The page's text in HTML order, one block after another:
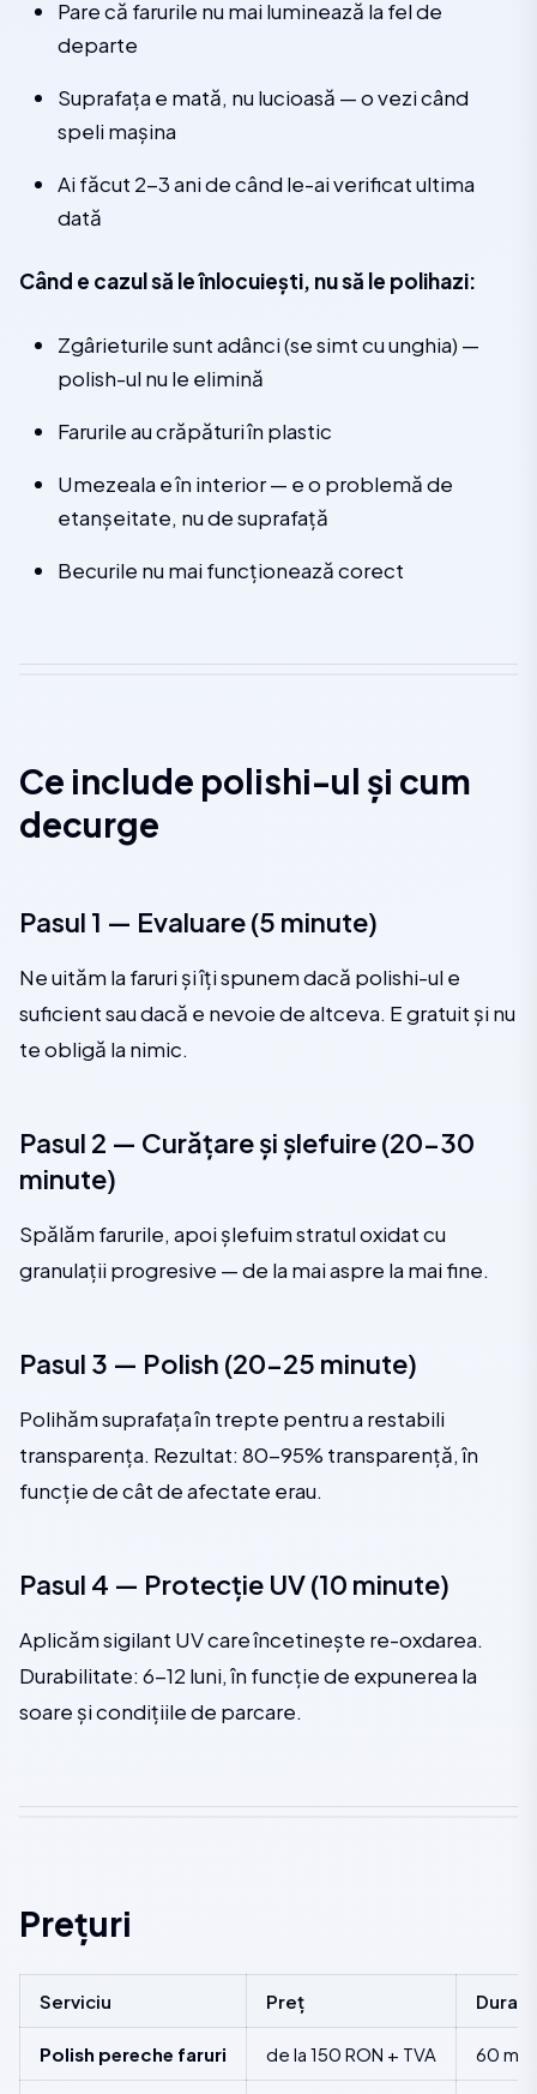
Pare că farurile nu mai luminează la fel de
departe
Suprafața e mată, nu lucioasă — o vezi când
speli mașina
Ai făcut 2-3 ani de când le-ai verificat ultima
dată
Când e cazul să le înlocuiești, nu să le polihazi:
Zgârieturile sunt adânci (se simt cu unghia) —
polish-ul nu le elimină
Farurile au crăpături în plastic
Umezeala e în interior — e o problemă de
etanșeitate, nu de suprafață
Becurile nu mai funcționează corect
Ce include polishi-ul și cum
decurge
Pasul 1 — Evaluare (5 minute)
Ne uităm la faruri și îți spunem dacă polishi-ul e
suficient sau dacă e nevoie de altceva. E gratuit și nu
te obligă la nimic.
Pasul 2 — Curățare și șlefuire (20-30
minute)
Spălăm farurile, apoi șlefuim stratul oxidat cu
granulații progresive — de la mai aspre la mai fine.
Pasul 3 — Polish (20-25 minute)
Polihăm suprafața în trepte pentru a restabili
transparența. Rezultat: 80-95% transparență, în
funcție de cât de afectate erau.
Pasul 4 — Protecție UV (10 minute)
Aplicăm sigilant UV care încetinește re-oxdarea.
Durabilitate: 6-12 luni, în funcție de expunerea la
soare și condițiile de parcare.
Prețuri
Serviciu Preț Durată
Polish pereche faruri de la 150 RON + TVA 60 min